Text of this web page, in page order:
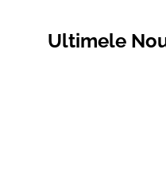
Ultimele